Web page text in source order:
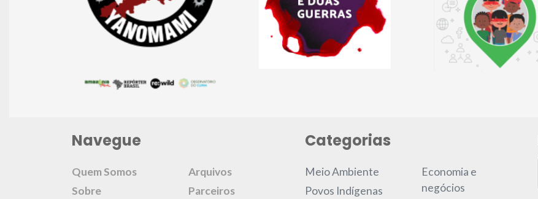
Navegue
Quem Somos
Sobre
Arquivos
Parceiros
Categorias
Meio Ambiente
Povos Indígenas
Economia e
negócios